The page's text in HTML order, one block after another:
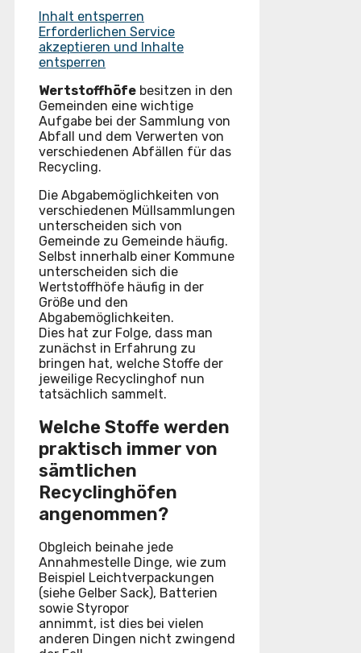
Inhalt entsperren
Erforderlichen Service
akzeptieren und Inhalte
entsperren
Wertstoffhöfe besitzen in den
Gemeinden eine wichtige
Aufgabe bei der Sammlung von
Abfall und dem Verwerten von
verschiedenen Abfällen für das
Recycling.
Die Abgabemöglichkeiten von
verschiedenen Müllsammlungen
unterscheiden sich von
Gemeinde zu Gemeinde häufig.
Selbst innerhalb einer Kommune
unterscheiden sich die
Wertstoffhöfe häufig in der
Größe und den
Abgabemöglichkeiten.
Dies hat zur Folge, dass man
zunächst in Erfahrung zu
bringen hat, welche Stoffe der
jeweilige Recyclinghof nun
tatsächlich sammelt.
Welche Stoffe werden
praktisch immer von
sämtlichen
Recyclinghöfen
angenommen?
Obgleich beinahe jede
Annahmestelle Dinge, wie zum
Beispiel Leichtverpackungen
(siehe Gelber Sack), Batterien
sowie Styropor
annimmt, ist dies bei vielen
anderen Dingen nicht zwingend